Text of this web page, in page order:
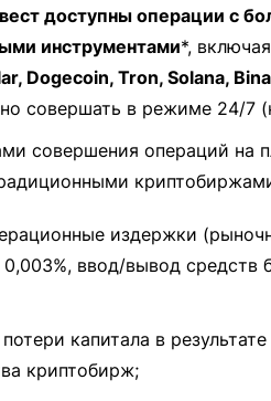
доступны операции с
инструментами*,
Dogecoin, Tron, Solana,
совершать в режиме 24/7
совершения операций на
издержки
ввод/вывод средств
капитала в
криптобирж;